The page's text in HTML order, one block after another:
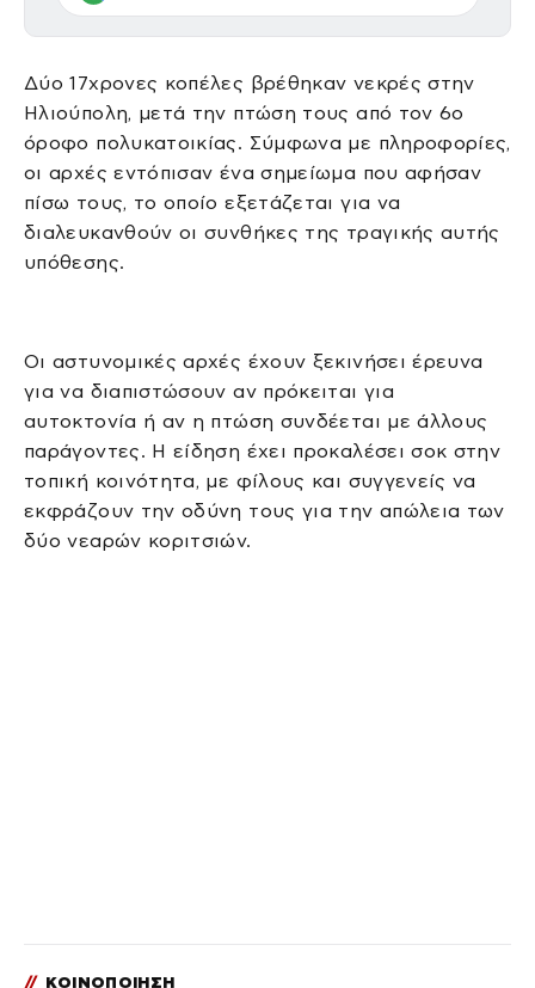
Δύο 17χρονες κοπέλες βρέθηκαν νεκρές στην
Ηλιούπολη, μετά την πτώση τους από τον 6ο
όροφο πολυκατοικίας. Σύμφωνα με πληροφορίες,
οι αρχές εντόπισαν ένα σημείωμα που αφήσαν
πίσω τους, το οποίο εξετάζεται για να
διαλευκανθούν οι συνθήκες της τραγικής αυτής
υπόθεσης.
Οι αστυνομικές αρχές έχουν ξεκινήσει έρευνα
για να διαπιστώσουν αν πρόκειται για
αυτοκτονία ή αν η πτώση συνδέεται με άλλους
παράγοντες. Η είδηση έχει προκαλέσει σοκ στην
τοπική κοινότητα, με φίλους και συγγενείς να
εκφράζουν την οδύνη τους για την απώλεια των
δύο νεαρών κοριτσιών.
// ΚΟΙΝΟΠΟΙΗΣΗ